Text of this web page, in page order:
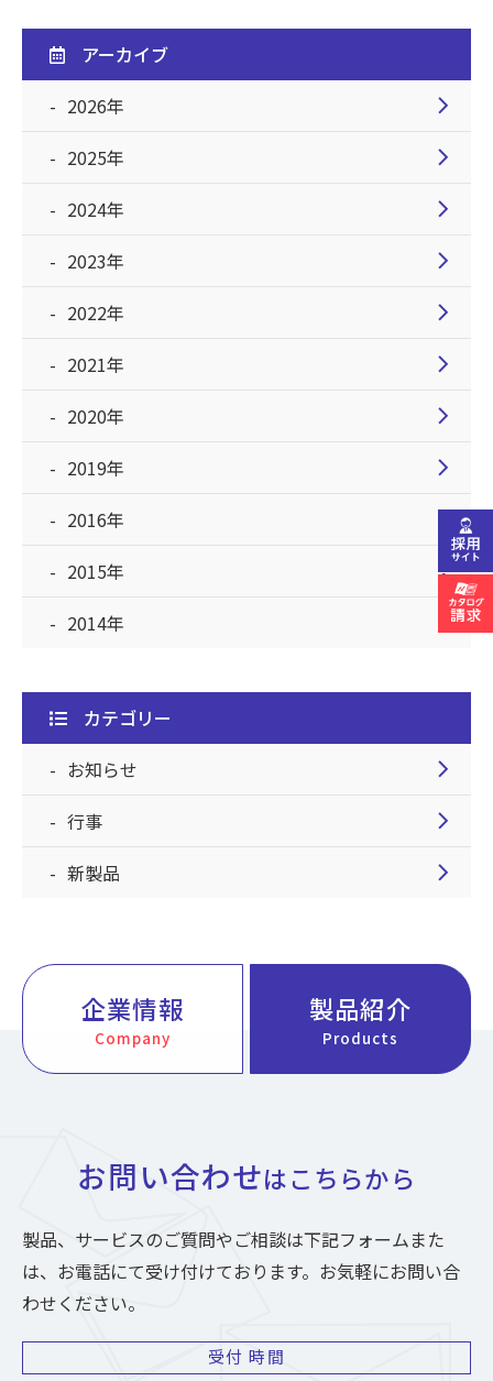
アーカイブ
2026年
chevron_right
2025年 chevron_right
2024年 chevron_right
2023年 chevron_right
2022年 chevron_right
2021年 chevron_right
2020年 chevron_right
2019年 chevron_right
2016年 chevron_right
2015年 chevron_right
2014年 chevron_right
カテゴリー
お知らせ
chevron_right
行事 chevron_right
新製品 chevron_right
企業情報
Company
製品紹介
Products
お問い合わせはこちらから
製品、サービスのご質問やご相談は下記フォームまた
は、お電話にて受け付けております。お気軽にお問い合
わせください。
受付 時間